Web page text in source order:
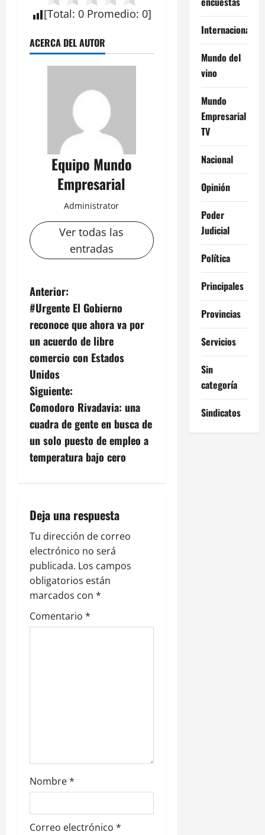
[Total: 0 Promedio: 0]
ACERCA DEL AUTOR
Equipo Mundo
Empresarial
Administrator
Ver todas las
entradas
N
a
v
e
g
a
c
i
n
d
e
e
n
s
Anterior:
#Urgente El Gobierno
reconoce que ahora va por
un acuerdo de libre
comercio con Estados
Unidos
Siguiente:
Comodoro Rivadavia: una
cuadra de gente en busca de
un solo puesto de empleo a
temperatura bajo cero
Deja una respuesta
Tu dirección de correo
electrónico no será
publicada. Los campos
obligatorios están
marcados con *
Comentario *
Nombre*
Correo electrónico *
Internacional
Mundo del
vino
Mundo
Empresarial
TV
Nacional
Opinión
Poder
Judicial
Política
Principales
Provincias
Servicios
Sin
categoría
Sindicatos